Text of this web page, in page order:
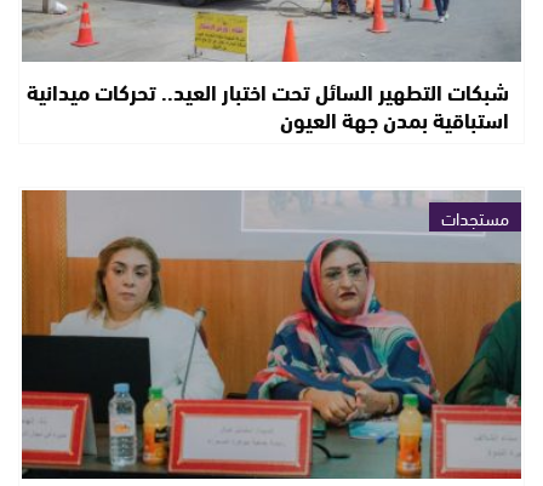
شبكات التطهير السائل تحت اختبار العيد.. تحركات ميدانية
استباقية بمدن جهة العيون
مستجدات